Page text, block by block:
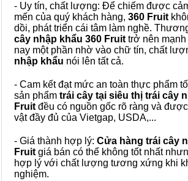
- Uy tín, chất lượng: Để chiếm được
mến của quý khách hàng, 360 Fruit
dồi, phát triển cái tâm làm nghề.
cây nhập khẩu 360 Fruit trở nên
nay một phần nhờ vào chữ tín, chất
nhập khẩu nói lên tất cả.
- Cam kết đạt mức an toàn thực phẩm
sản phẩm trái cây tại siêu thị trái cây
Fruit đều có nguồn gốc rõ ràng và
vật đầy đủ của Vietgap, USDA,...
- Giá thành hợp lý: Cửa hàng trái cây
Fruit giá bán có thể không tốt nhất
hợp lý với chất lượng tương xứng khi
nghiệm.